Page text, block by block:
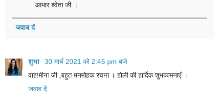
आभार श्वेता जी ।
जवाब दें
शुभा
30 मार्च 2021 को 2:45 pm बजे
वाह!मीना जी ,बहुत मनमोहक रचना । होली की हार्दिक शुभकामनाएँ ।
जवाब दें